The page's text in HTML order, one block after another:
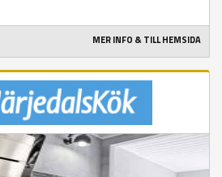
MER INFO & TILL HEMSIDA